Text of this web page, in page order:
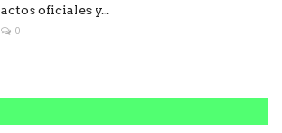
actos oficiales y...
0